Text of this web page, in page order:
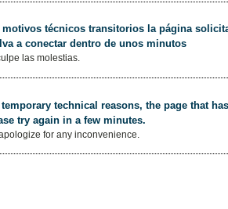
motivos técnicos transitorios la página
a conectar dentro de unos minutos
las molestias.
technical reasons, the page that
try again in a few minutes.
for any inconvenience.